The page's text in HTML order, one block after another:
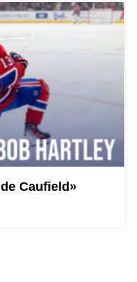
Caufield»